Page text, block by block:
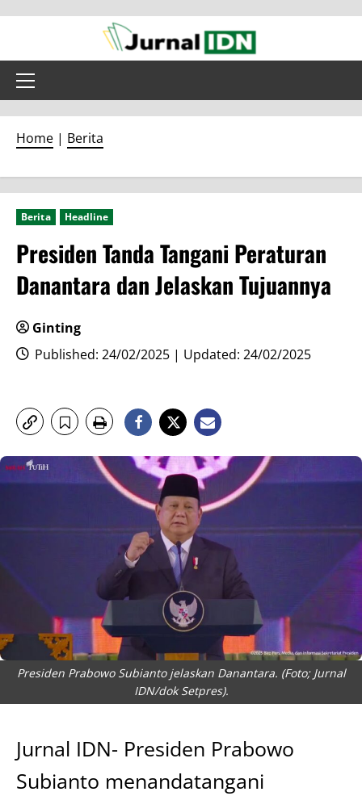
content
Primary
Home | Berita
Berita Headline
Presiden Tanda Tangani Peraturan
Danantara dan Jelaskan Tujuannya
Ginting
Published: 24/02/2025 | Updated: 24/02/2025
Presiden Prabowo Subianto jelaskan Danantara. (Foto; Jurnal
IDN/dok Setpres).
Jurnal IDN- Presiden Prabowo
Subianto menandatangani